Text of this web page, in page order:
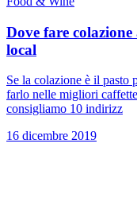
Dove fare
local
Se la colazione è il pasto
farlo nelle migliori
consigliamo 10 indirizz
16 dicembre 2019